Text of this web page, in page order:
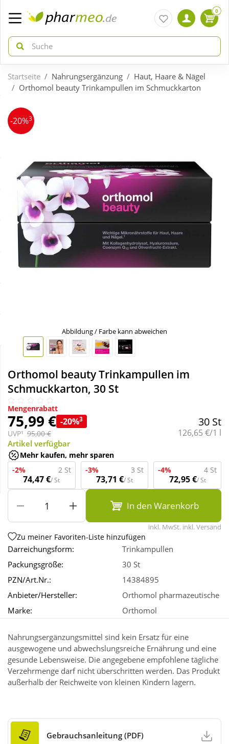
zurück
ÜBERSICHT AKTIONEN
Gratis dazu
Neuheiten
Sale
Schnäppchen
Täglich gut versorgt
zurück
ÜBERSICHT KATEGORIEN
Bio & Genuss
Diabetes
Körperpflege & Kosmetik
Liebe & Erotik
Nahrungsergänzung
Sanitätshaus
Sport & Fitness
Tierbedarf
Wellness
0
Startseite Nahrungsergänzung
Haut, Haare & Nägel
Orthomol beauty Trinkampullen im Schmuckkarton
-20%3
Abbildung / Farbe kann abweichen
Orthomol beauty Trinkampullen im
Schmuckkarton, 30 St
Mengenrabatt
75,99 € -20%3
UVP¹ 95,00 €
30 St
Grundpreis:
126,65 €/1 l
Artikel verfügbar
Mehr kaufen, mehr sparen
-2%
2 St
74,47 €/ St
-3% 3 St
73,71 €/ St
-4% 4 St
72,95 €/ St
In den Warenkorb
inkl. MwSt. inkl. Versand
Zu meiner Favoriten-Liste hinzufügen
Darreichungsform:
Trinkampullen
Packungsgröße:
30 St
PZN/Art.Nr.:
14384895
Anbieter/Hersteller:
Orthomol pharmazeutische
Marke:
Orthomol
Nahrungsergänzungsmittel sind kein Ersatz für eine
ausgewogene und abwechslungsreiche Ernährung und eine
gesunde Lebensweise. Die angegebene empfohlene tägliche
Verzehrmenge darf nicht überschritten werden. Das Produkt
außerhalb der Reichweite von kleinen Kindern lagern.
Gebrauchsanleitung (PDF)